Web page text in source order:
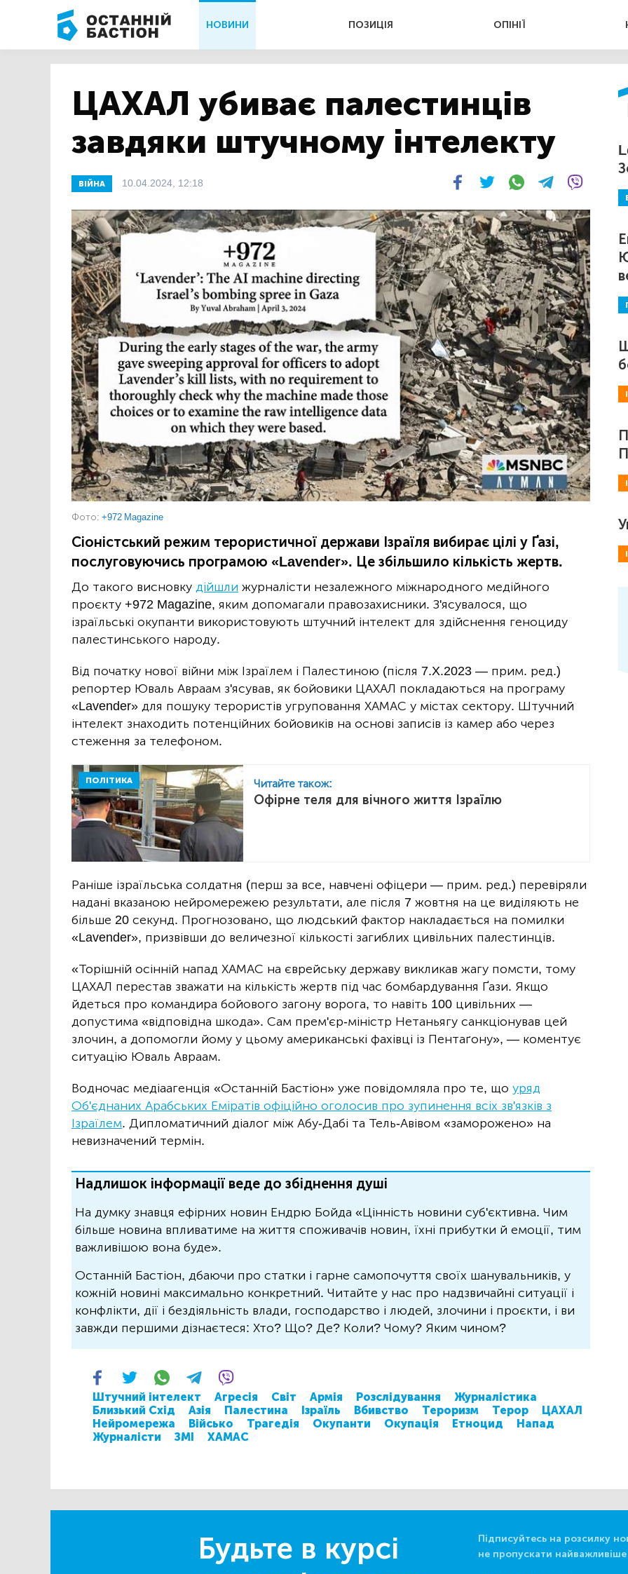
НОВИНИ ПОЗИЦІЯ ОПІНІЇ
ЦАХАЛ убиває палестинців
завдяки штучному інтелекту
ВІЙНА 10.04.2024, 12:18
Фото: +972 Magazine
Сіоністський режим терористичної держави Ізраїля вибирає цілі у Ґазі,
послуговуючись програмою «Lavender». Це збільшило кількість жертв.
До такого висновку дійшли журналісти незалежного міжнародного медійного
проєкту +972 Magazine, яким допомагали правозахисники. З'ясувалося, що
ізраїльські окупанти використовують штучний інтелект для здійснення геноциду
палестинського народу.
Від початку нової війни між Ізраїлем і Палестиною (після 7.X.2023 — прим. ред.)
репортер Юваль Авраам з'ясував, як бойовики ЦАХАЛ покладаються на програму
«Lavender» для пошуку терористів угруповання ХАМАС у містах сектору. Штучний
інтелект знаходить потенційних бойовиків на основі записів із камер або через
стеження за телефоном.
ПОЛІТИКА Читайте також:
Офірне теля для вічного життя Ізраїлю
Раніше ізраїльська солдатня (перш за все, навчені офіцери — прим. ред.) перевіряли
надані вказаною нейромережею результати, але після 7 жовтня на це виділяють не
більше 20 секунд. Прогнозовано, що людський фактор накладається на помилки
«Lavender», призвівши до величезної кількості загиблих цивільних палестинців.
«Торішній осінній напад ХАМАС на єврейську державу викликав жагу помсти, тому
ЦАХАЛ перестав зважати на кількість жертв під час бомбардування Ґази. Якщо
йдеться про командира бойового загону ворога, то навіть 100 цивільних —
допустима «відповідна шкода». Сам прем'єр-міністр Нетаньягу санкціонував цей
злочин, а допомогли йому у цьому американські фахівці із Пентаґону», — коментує
ситуацію Юваль Авраам.
Водночас медіаагенція «Останній Бастіон» уже повідомляла про те, що уряд
Об'єднаних Арабських Еміратів офіційно оголосив про зупинення всіх зв'язків з
Ізраїлем. Дипломатичний діалог між Абу-Дабі та Тель-Авівом «заморожено» на
невизначений термін.
Надлишок інформації веде до збіднення душі
На думку знавця ефірних новин Ендрю Бойда «Цінність новини суб'єктивна. Чим
більше новина впливатиме на життя споживачів новин, їхні прибутки й емоції, тим
важливішою вона буде».
Останній Бастіон, дбаючи про статки і гарне самопочуття своїх шанувальників, у
кожній новині максимально конкретний. Читайте у нас про надзвичайні ситуації і
конфлікти, дії і бездіяльність влади, господарство і людей, злочини і проєкти, і ви
завжди першими дізнаєтеся: Хто? Що? Де? Коли? Чому? Яким чином?
Штучний інтелект Агресія Світ Армія Розслідування
Журналістика
Близький Схід
Азія Палестина Ізраїль Вбивство Тероризм Терор
ЦАХАЛ
Нейромережа
Військо Трагедія Окупанти Окупація Етноцид
Напад
Журналісти
ЗМІ ХАМАС
Будьте в курсі
Підписуйтесь на розсилку
не пропускати найважливіше